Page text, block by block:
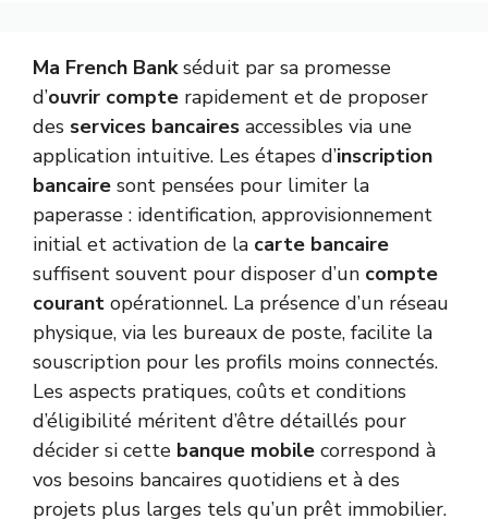
Ma French Bankséduit par sa promesse
d’ouvrir compte rapidement et de proposer
des services bancaires accessibles via une
application intuitive. Les étapes d’inscription
bancaire sont pensées pour limiter la
paperasse : identification, approvisionnement
initial et activation de la carte bancaire
suffisent souvent pour disposer d’un compte
courant opérationnel. La présence d’un réseau
physique, via les bureaux de poste, facilite la
souscription pour les profils moins connectés.
Les aspects pratiques, coûts et conditions
d’éligibilité méritent d’être détaillés pour
décider si cette banque mobile correspond à
vos besoins bancaires quotidiens et à des
projets plus larges tels qu’un prêt immobilier.